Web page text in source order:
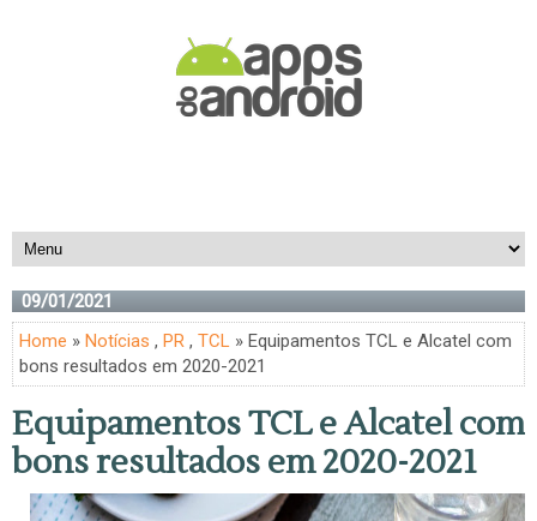
09/01/2021
Home » Notícias , PR , TCL » Equipamentos TCL e Alcatel com
bons resultados em 2020-2021
Equipamentos TCL e Alcatel com
bons resultados em 2020-2021